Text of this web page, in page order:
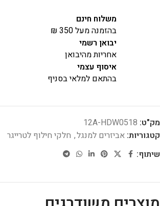
משלוח חינם
בהזמנה מעל 350 ₪
יבואן רשמי
אחריות מהיבואן
איסוף עצמי
בהתאם למלאי בסניף
מק"ט: 12A-HDW0518
קטגוריות: אביזרים למנגל, חלקי חילוף לטרייגר
שיתוף: